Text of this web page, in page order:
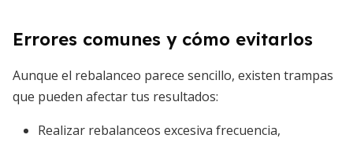
Errores comunes y cómo evitarlos
Aunque el rebalanceo parece sencillo, existen trampas
que pueden afectar tus resultados:
Realizar rebalanceos excesiva frecuencia,